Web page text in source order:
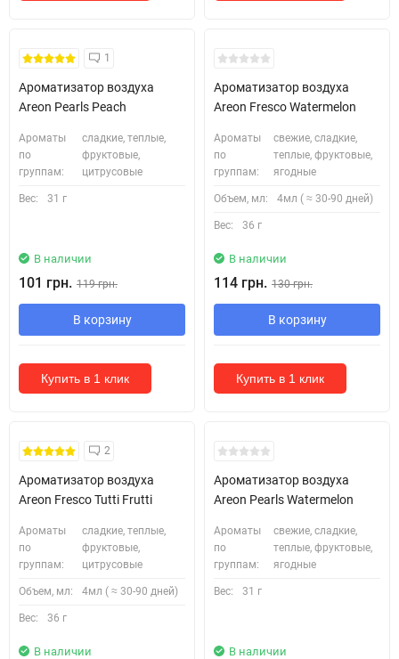
1
Ароматизатор воздуха
Areon Pearls Peach
Ароматы
по
группам:
сладкие, теплые,
фруктовые,
цитрусовые
Вес: 31 г
В наличии
101 грн. 119 грн.
В корзину
Купить в 1 клик
Ароматизатор воздуха
Areon Fresco Watermelon
Ароматы
по
группам:
свежие, сладкие,
теплые, фруктовые,
ягодные
Объем, мл: 4мл ( ≈ 30-90 дней)
Вес: 36 г
В наличии
114 грн. 130 грн.
В корзину
Купить в 1 клик
2
Ароматизатор воздуха
Areon Fresco Tutti Frutti
Ароматы
по
группам:
сладкие, теплые,
фруктовые,
цитрусовые
Объем, мл: 4мл ( ≈ 30-90 дней)
Вес: 36 г
В наличии
Ароматизатор воздуха
Areon Pearls Watermelon
Ароматы
по
группам:
свежие, сладкие,
теплые, фруктовые,
ягодные
Вес: 31 г
В наличии